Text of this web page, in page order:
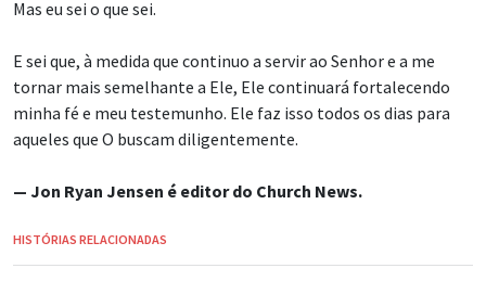
Mas eu sei o que sei.
E sei que, à medida que continuo a servir ao Senhor e a me
tornar mais semelhante a Ele, Ele continuará fortalecendo
minha fé e meu testemunho. Ele faz isso todos os dias para
aqueles que O buscam diligentemente.
— Jon Ryan Jensen é editor do Church News.
HISTÓRIAS RELACIONADAS